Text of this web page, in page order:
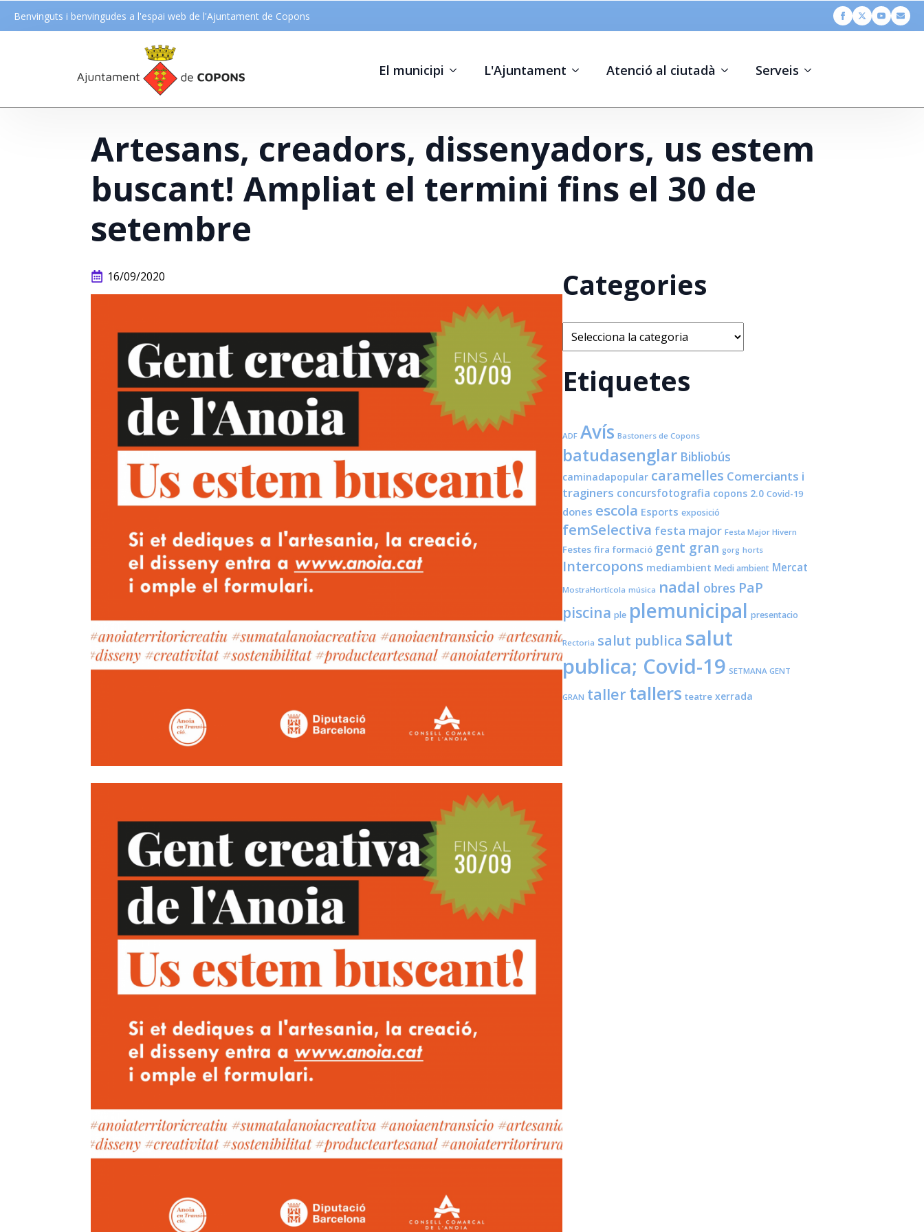
Benvinguts i benvingudes a l'espai web de l'Ajuntament de Copons
El municipi L'Ajuntament Atenció al ciutadà Serveis
Artesans, creadors, dissenyadors, us estem
buscant! Ampliat el termini fins el 30 de
setembre
16/09/2020 Categories
Categories
Etiquetes
ADF Avís Bastoners de Copons
batudasenglar Bibliobús
caminadapopular caramelles Comerciants i
traginers concursfotografia copons 2.0 Covid-19
dones escola Esports exposició
femSelectiva festa major Festa Major Hivern
Festes fira formació gent gran gorg horts
Intercopons mediambient Medi ambient Mercat
MostraHortícola música nadal obres PaP
piscina ple plemunicipal presentacio
Rectoria salut publica salut
publica; Covid-19 SETMANA GENT
GRAN taller tallers teatre xerrada